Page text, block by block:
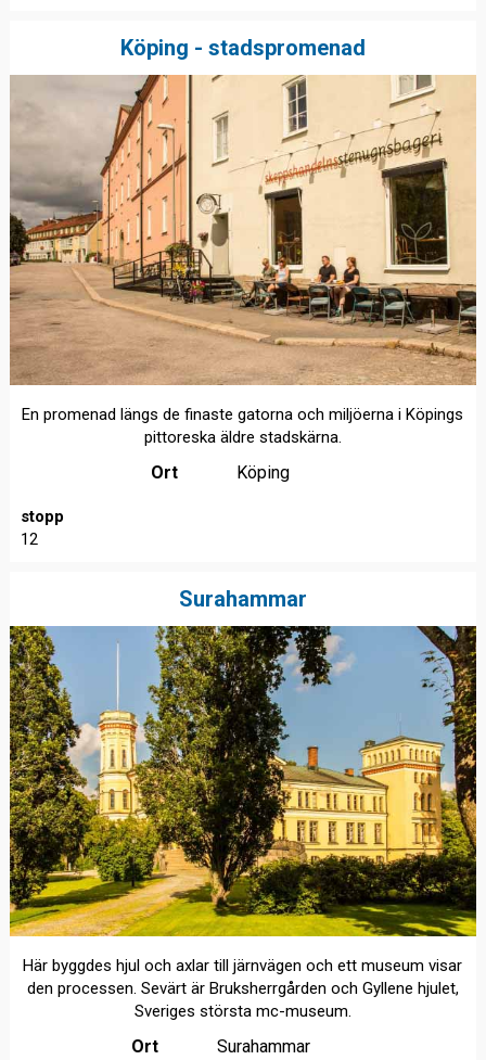
Köping - stadspromenad
En promenad längs de finaste gatorna och miljöerna i Köpings
pittoreska äldre stadskärna.
Ort Köping
stopp
12
Surahammar
Här byggdes hjul och axlar till järnvägen och ett museum visar
den processen. Sevärt är Bruksherrgården och Gyllene hjulet,
Sveriges största mc-museum.
Ort Surahammar